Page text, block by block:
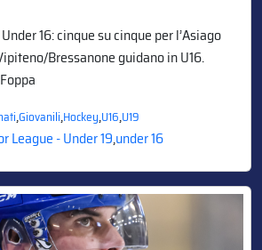
16: cinque su cinque per l’Asiago
Bressanone guidano in U16.
,Giovanili,Hockey,U16,U19
League - Under 19,under 16